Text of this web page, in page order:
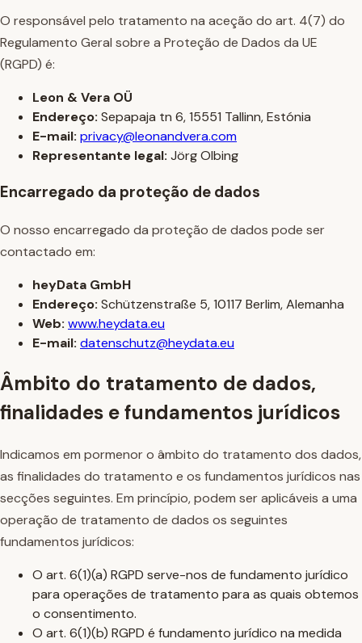
O responsável pelo tratamento na aceção do art. 4(7) do
Regulamento Geral sobre a Proteção de Dados da UE
(RGPD) é:
Leon & Vera OÜ
Endereço: Sepapaja tn 6, 15551 Tallinn, Estónia
E-mail: privacy@leonandvera.com
Representante legal: Jörg Olbing
Encarregado da proteção de dados
O nosso encarregado da proteção de dados pode ser
contactado em:
heyData GmbH
Endereço: Schützenstraße 5, 10117 Berlim, Alemanha
Web: www.heydata.eu
E-mail: datenschutz@heydata.eu
Âmbito do tratamento de dados,
finalidades e fundamentos jurídicos
Indicamos em pormenor o âmbito do tratamento dos dados,
as finalidades do tratamento e os fundamentos jurídicos nas
secções seguintes. Em princípio, podem ser aplicáveis a uma
operação de tratamento de dados os seguintes
fundamentos jurídicos:
O art. 6(1)(a) RGPD serve-nos de fundamento jurídico
para operações de tratamento para as quais obtemos
o consentimento.
O art. 6(1)(b) RGPD é fundamento jurídico na medida